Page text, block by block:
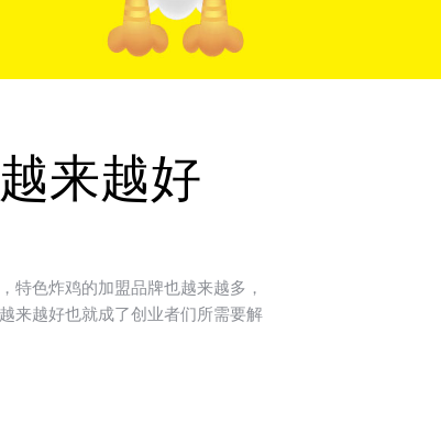
来越好
色炸鸡的加盟品牌也越来越多，
来越好也就成了创业者们所需要解